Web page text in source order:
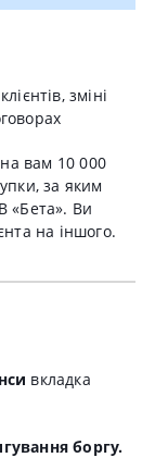
зміні
вам 10 000
за яким
«Бета». Ви
на іншого.
вкладка
боргу.